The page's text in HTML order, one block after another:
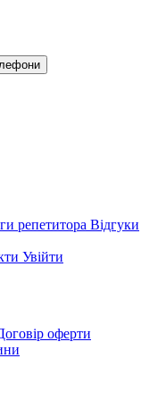
репетитора Відгуки
Увійти
оферти